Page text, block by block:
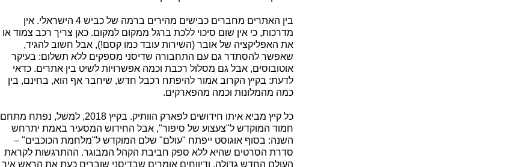
בין האתרים מחברים כבישים מהירים ברמה של כביש 4 הישראלי. אין
מדרכות, כי אין שום סיכוי ללכת ברגל ממקום למקום. כאן צריך רכב צמוד או
את האפליקציה של אובר (השירות עובד כמו קסם!), אבל חשוב להגיד,
שאפשר להסתדר גם עם התחבורה שדיסני מספקים ללא תשלום: בעיקר
אוטובוסים, אבל גם מסלול רכבת וכמה אפשרויות לשיט בין אתרים. כדאי
לדעת: בקיץ הקרוב אמור להיפתח רכבל חדש, שיחבר אף הוא, בחינם, בין
כמה מהמלונות וכמה מהפארקים.
כל קיץ מביא איתו חידושים לפארק הוותיק. בקיץ 2018, למשל, נפתח מתחם
חמוד המוקדש ל"צעצוע של סיפור", אבל החידוש המסעיר באמת יתרחש
השנה: בסוף אוגוסט ייפתח "עולם" שלם המוקדש ל"מלחמת הכוכבים" –
סדרת הסרטים שהיא ללא ספק חביבת הקהל המבוגר. ההתרגשות לקראת
העולם החדש גדולה, ודיווחים אומרים שבדיסני שוברים כעת את הראש איך